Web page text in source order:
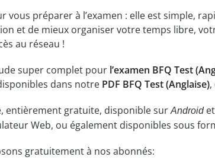
préparer à l’examen : elle est simple,
et de mieux organiser votre temps libre,
au réseau !
super complet pour l’examen BFQ Test
dans notre PDF BFQ Test (Anglaise),
entièrement gratuite, disponible surAndroidet
Web, ou également disponibles sous
gratuitement à nos abonnés: